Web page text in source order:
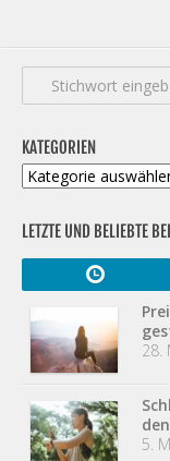
KATEGORIEN
Kategorien
LETZTE UND BELIEBTE
28.
5.